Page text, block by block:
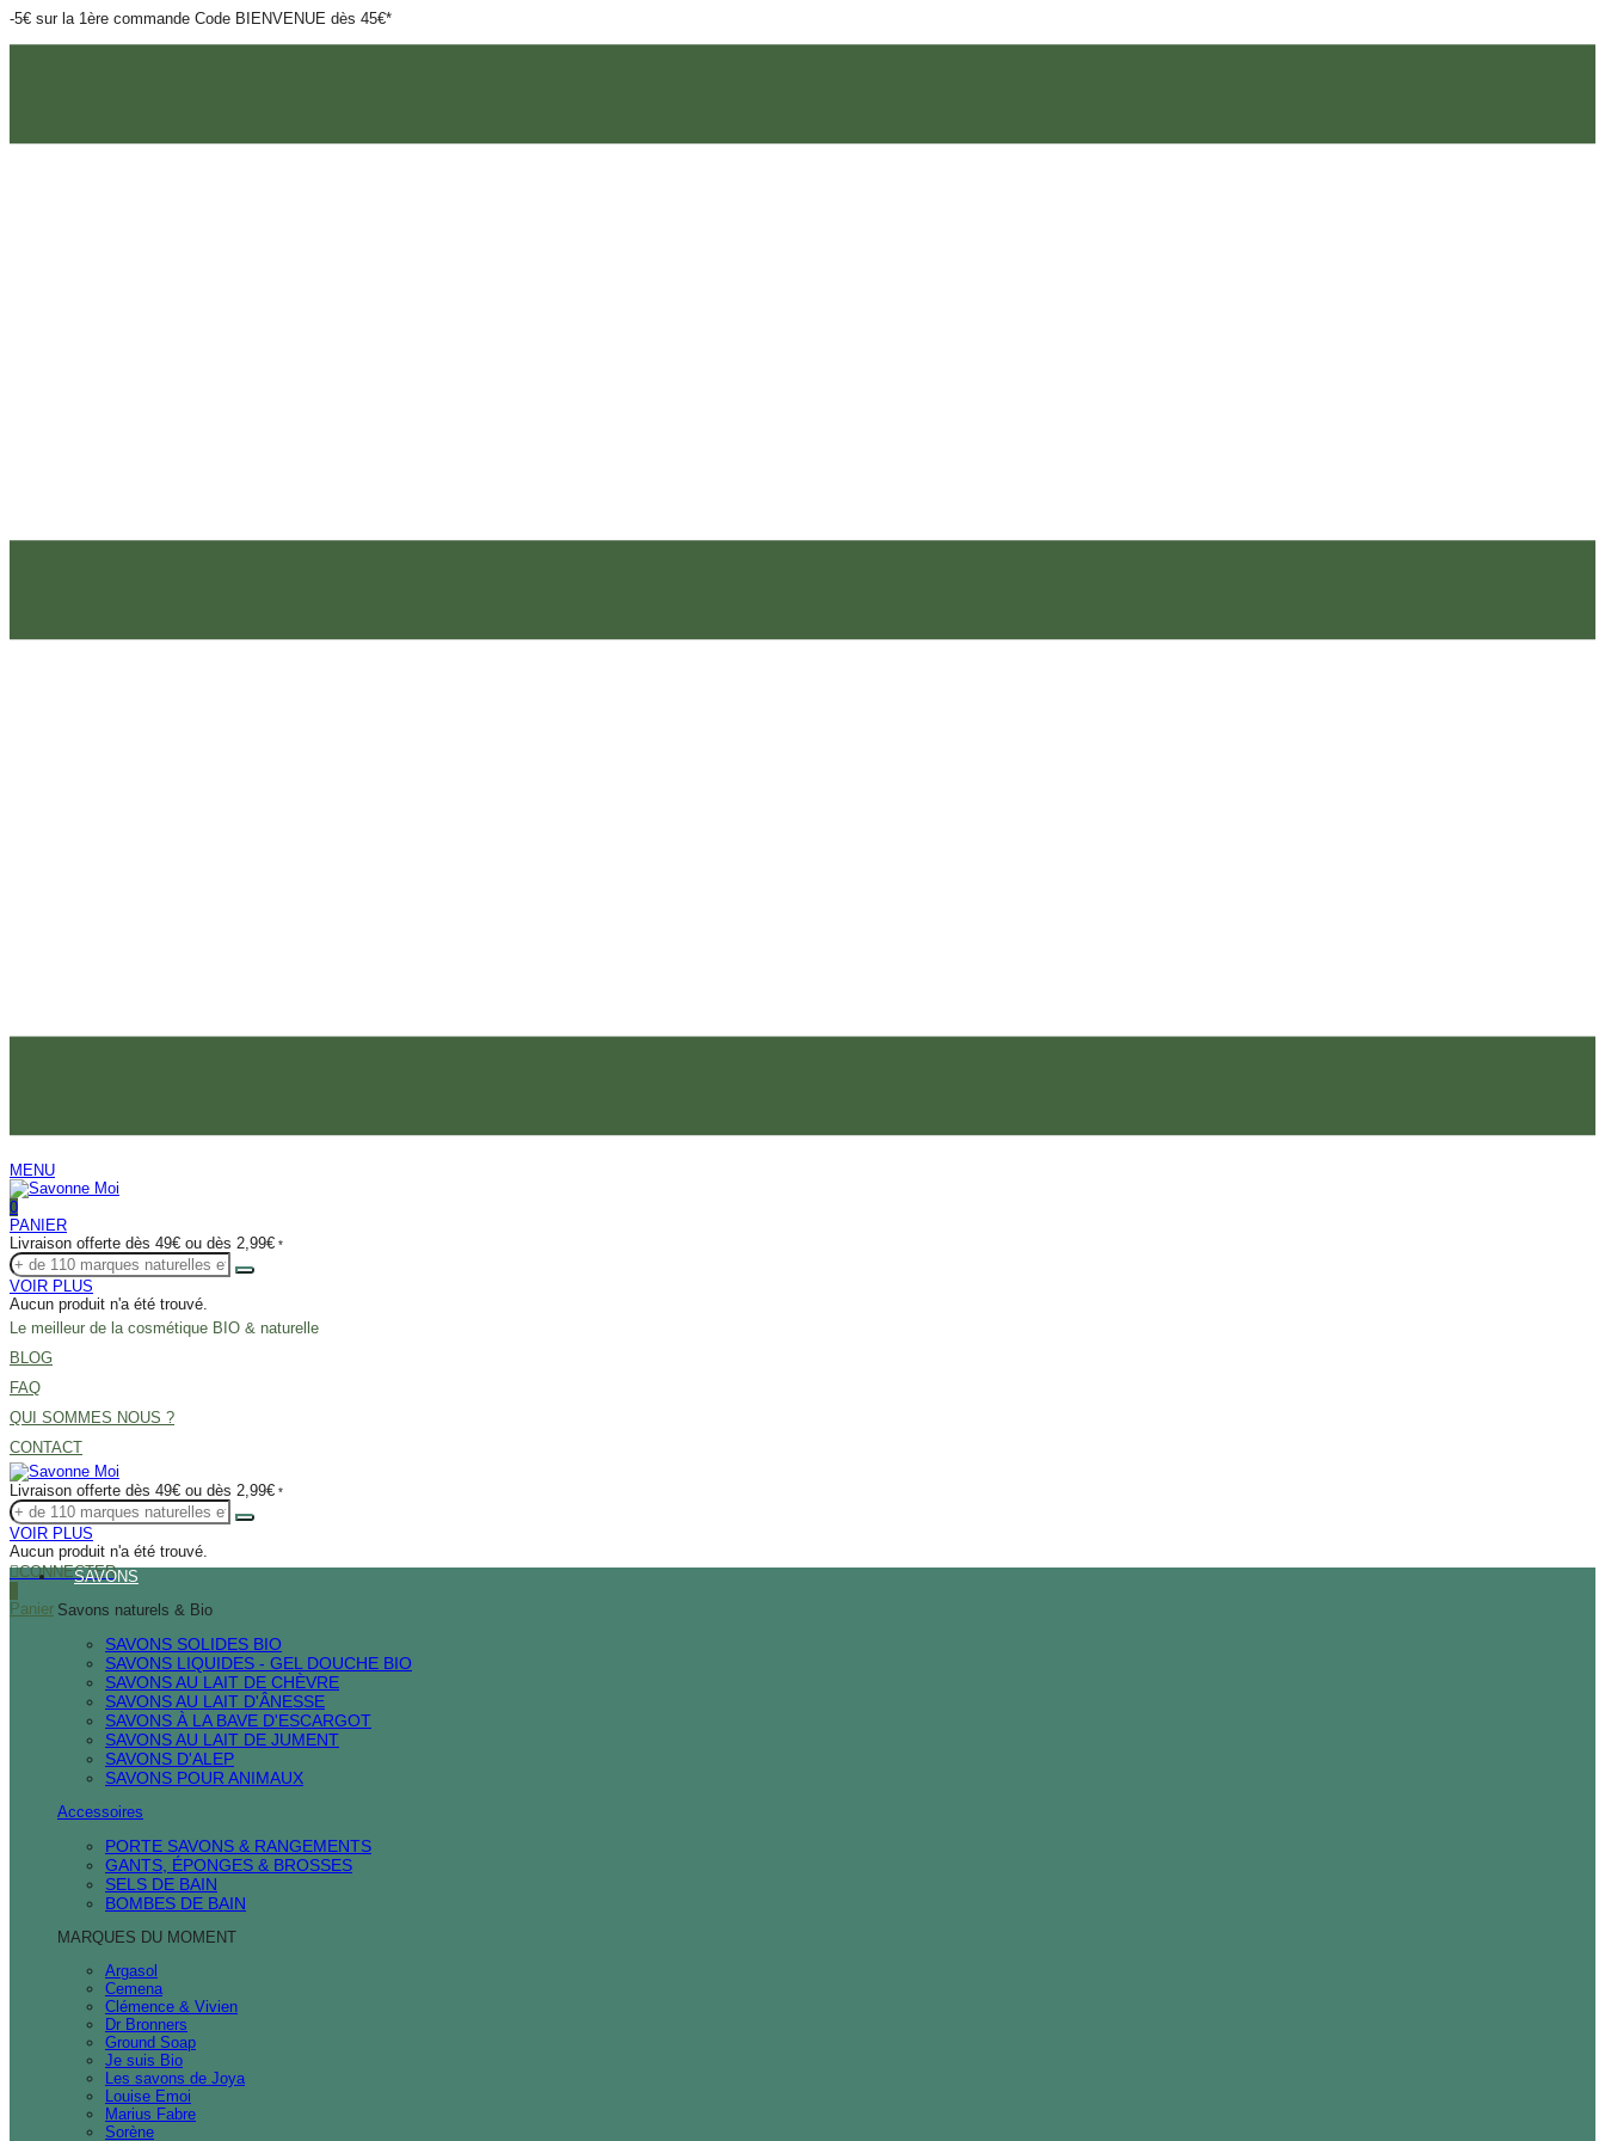
-5€ sur la 1ère commande Code BIENVENUE dès 45€*
MENU
0
PANIER
Livraison offerte dès 49€ ou dès 2,99€ *
VOIR PLUS
Aucun produit n'a été trouvé.
Le meilleur de la cosmétique BIO & naturelle
BLOG
FAQ
QUI SOMMES NOUS ?
CONTACT
Livraison offerte dès 49€ ou dès 2,99€ *
VOIR PLUS
Aucun produit n'a été trouvé.
CONNECTER
Panier
SAVONS
Savons naturels & Bio
SAVONS SOLIDES BIO
SAVONS LIQUIDES - GEL DOUCHE BIO
SAVONS AU LAIT DE CHÈVRE
SAVONS AU LAIT D'ÂNESSE
SAVONS À LA BAVE D'ESCARGOT
SAVONS AU LAIT DE JUMENT
SAVONS D'ALEP
SAVONS POUR ANIMAUX
Accessoires
PORTE SAVONS & RANGEMENTS
GANTS, ÉPONGES & BROSSES
SELS DE BAIN
BOMBES DE BAIN
MARQUES DU MOMENT
Argasol
Cemena
Clémence & Vivien
Dr Bronners
Ground Soap
Je suis Bio
Les savons de Joya
Louise Emoi
Marius Fabre
Sorène